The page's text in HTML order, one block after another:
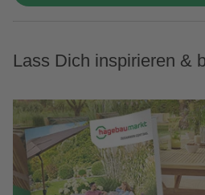
Lass Dich inspirieren &